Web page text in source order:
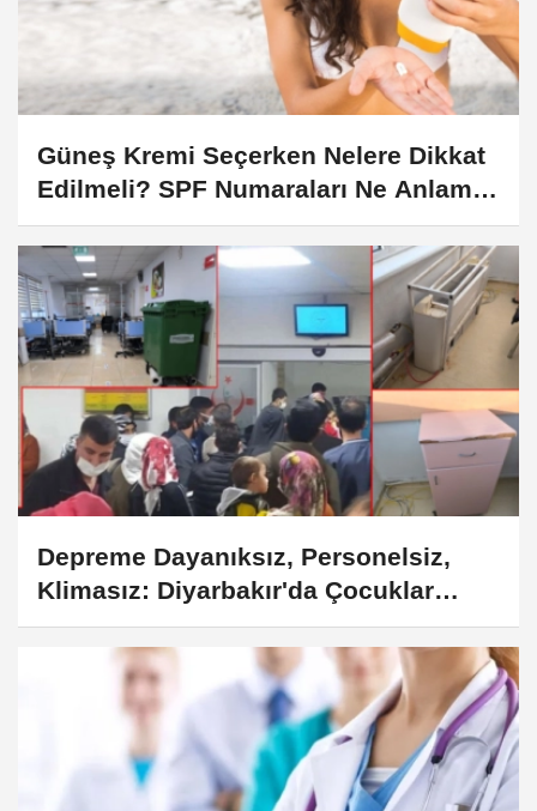
Güneş Kremi Seçerken Nelere Dikkat
Edilmeli? SPF Numaraları Ne Anlama
Geliyor, Yanınca Ne Yapılmalı?
Depreme Dayanıksız, Personelsiz,
Klimasız: Diyarbakır'da Çocuklar
Sıcakla ve Salgınla Boğuşuyor